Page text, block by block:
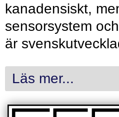
kanadensiskt,
sensorsystem
är
Läs mer...